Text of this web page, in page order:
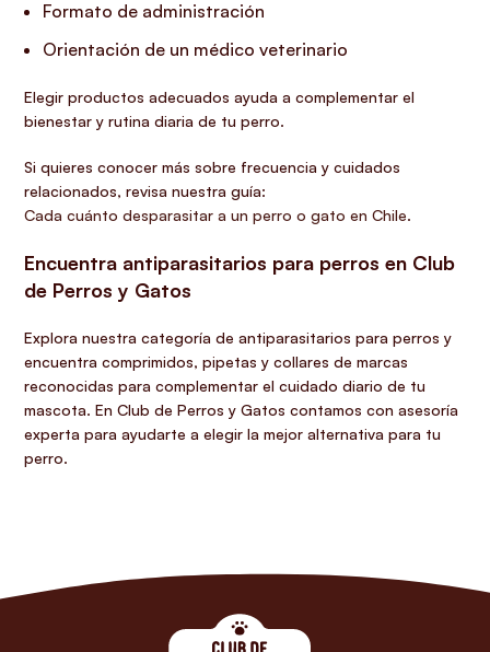
Formato de administración
Orientación de un médico veterinario
Elegir productos adecuados ayuda a complementar el
bienestar y rutina diaria de tu perro.
Si quieres conocer más sobre frecuencia y cuidados
relacionados, revisa nuestra guía:
Cada cuánto desparasitar a un perro o gato en Chile.
Encuentra antiparasitarios para perros en Club
de Perros y Gatos
Explora nuestra categoría de antiparasitarios para perros y
encuentra comprimidos, pipetas y collares de marcas
reconocidas para complementar el cuidado diario de tu
mascota. En Club de Perros y Gatos contamos con asesoría
experta para ayudarte a elegir la mejor alternativa para tu
perro.